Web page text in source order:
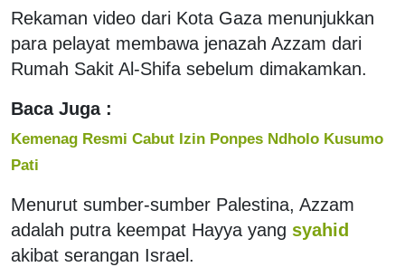
Rekaman video dari Kota Gaza menunjukkan
para pelayat membawa jenazah Azzam dari
Rumah Sakit Al-Shifa sebelum dimakamkan.
Baca Juga :
Kemenag Resmi Cabut Izin Ponpes Ndholo Kusumo
Pati
Menurut sumber-sumber Palestina, Azzam
adalah putra keempat Hayya yang syahid
akibat serangan Israel.